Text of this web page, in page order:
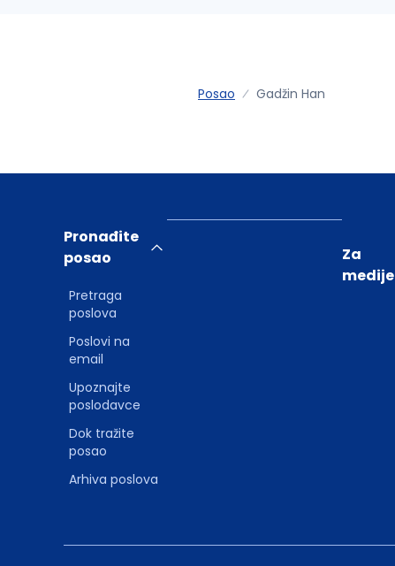
Posao Gadžin Han
Pronađite
posao
Pretraga
poslova
Poslovi na
email
Upoznajte
poslodavce
Dok tražite
posao
Arhiva poslova
Za
medije